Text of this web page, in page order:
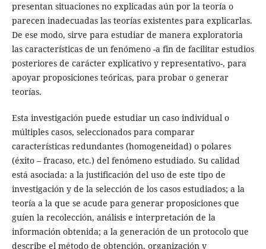
presentan situaciones no explicadas aún por la teoría o
parecen inadecuadas las teorías existentes para explicarlas.
De ese modo, sirve para estudiar de manera exploratoria
las características de un fenómeno -a fin de facilitar estudios
posteriores de carácter explicativo y representativo-, para
apoyar proposiciones teóricas, para probar o generar
teorías.
Esta investigación puede estudiar un caso individual o
múltiples casos, seleccionados para comparar
características redundantes (homogeneidad) o polares
(éxito – fracaso, etc.) del fenómeno estudiado. Su calidad
está asociada: a la justificación del uso de este tipo de
investigación y de la selección de los casos estudiados; a la
teoría a la que se acude para generar proposiciones que
guíen la recolección, análisis e interpretación de la
información obtenida; a la generación de un protocolo que
describe el método de obtención, organización y